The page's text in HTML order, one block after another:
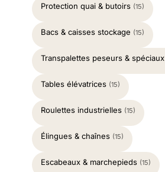
Protection quai & butoirs (15)
Bacs & caisses stockage (15)
Transpalettes peseurs & spéciaux
Tables élévatrices (15)
Roulettes industrielles (15)
Élingues & chaînes (15)
Escabeaux & marchepieds (15)